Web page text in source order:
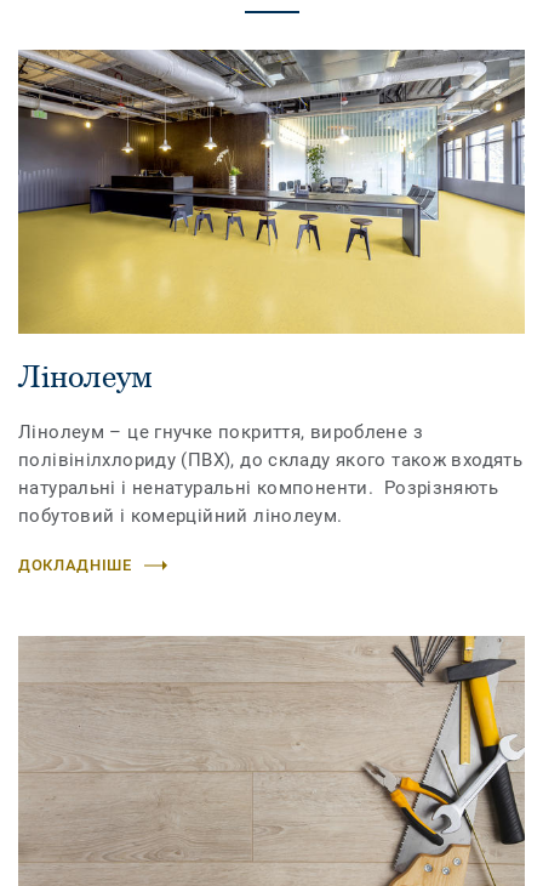
Лінолеум
Лінолеум – це гнучке покриття, вироблене з
полівінілхлориду (ПВХ), до складу якого також входять
натуральні і ненатуральні компоненти. Розрізняють
побутовий і комерційний лінолеум.
ДОКЛАДНІШЕ